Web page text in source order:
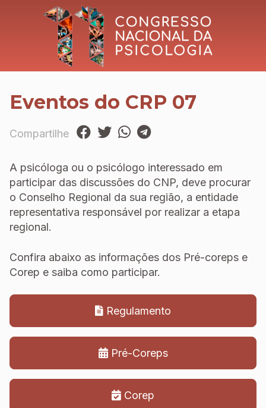
Eventos do CRP 07
Compartilhe
A psicóloga ou o psicólogo interessado em
participar das discussões do CNP, deve procurar
o Conselho Regional da sua região, a entidade
representativa responsável por realizar a etapa
regional.
Confira abaixo as informações dos Pré-coreps e
Corep e saiba como participar.
Regulamento
Pré-Coreps
Corep